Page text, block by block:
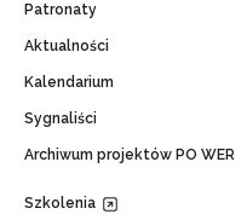
Patronaty
Aktualności
Kalendarium
Sygnaliści
Archiwum projektów PO WER
Szkolenia